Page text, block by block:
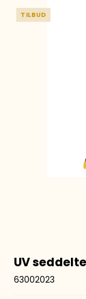
TILBUD
UV
63002023